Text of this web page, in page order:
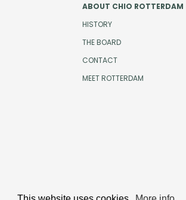
ABOUT CHIO ROTTERDAM
HISTORY
THE BOARD
CONTACT
MEET ROTTERDAM